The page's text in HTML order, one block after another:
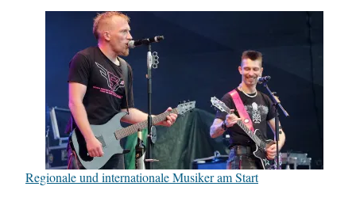
Regionale und internationale Musiker am Start